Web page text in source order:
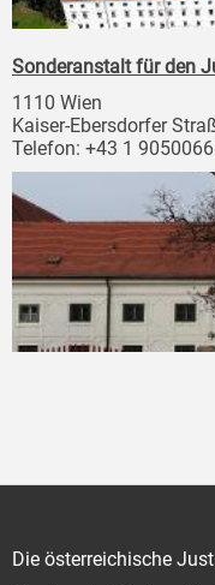
Sonderanstalt für den
1110 Wien
Kaiser-Ebersdorfer
Telefon: +43 1 9050066
Die österreichische